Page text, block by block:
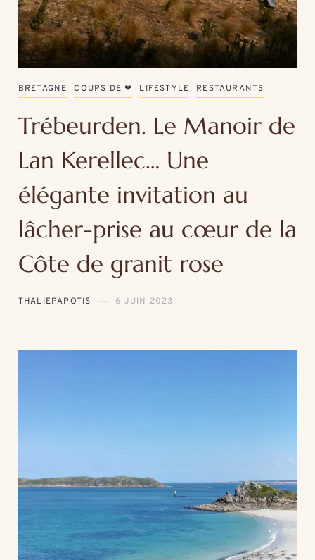
BRETAGNE COUPS DE ❤ LIFESTYLE RESTAURANTS
Trébeurden. Le Manoir de
Lan Kerellec… Une
élégante invitation au
lâcher-prise au cœur de la
Côte de granit rose
THALIEPAPOTIS 6 JUIN 2023